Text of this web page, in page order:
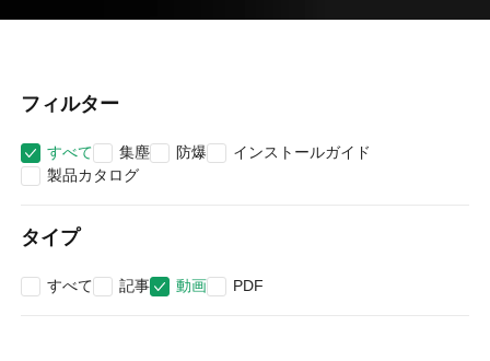
フィルター
すべて 集塵 防爆
インストールガイド
製品カタログ
タイプ
すべて 記事 動画 PDF